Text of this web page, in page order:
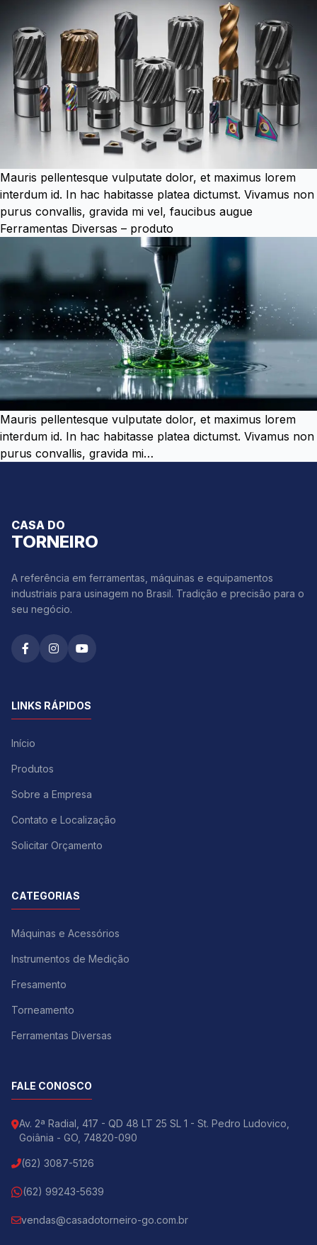
Mauris pellentesque vulputate dolor, et maximus lorem
interdum id. In hac habitasse platea dictumst. Vivamus non
purus convallis, gravida mi vel, faucibus augue
Ferramentas Diversas – produto
Mauris pellentesque vulputate dolor, et maximus lorem
interdum id. In hac habitasse platea dictumst. Vivamus non
purus convallis, gravida mi…
CASA DO
TORNEIRO
A referência em ferramentas, máquinas e equipamentos
industriais para usinagem no Brasil. Tradição e precisão para o
seu negócio.
LINKS RÁPIDOS
Início
Produtos
Sobre a Empresa
Contato e Localização
Solicitar Orçamento
CATEGORIAS
Máquinas e Acessórios
Instrumentos de Medição
Fresamento
Torneamento
Ferramentas Diversas
FALE CONOSCO
Av. 2ª Radial, 417 - QD 48 LT 25 SL 1 - St. Pedro Ludovico,
Goiânia - GO, 74820-090
(62) 3087-5126
(62) 99243-5639
vendas@casadotorneiro-go.com.br